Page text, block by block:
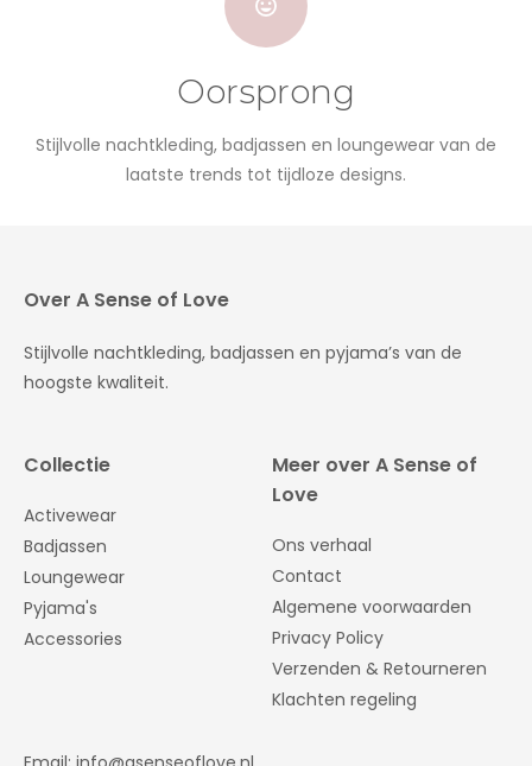
Oorsprong
Stijlvolle nachtkleding, badjassen en loungewear van de
laatste trends tot tijdloze designs.
Over A Sense of Love
Stijlvolle nachtkleding, badjassen en pyjama’s van de
hoogste kwaliteit.
Collectie
Activewear
Badjassen
Loungewear
Pyjama's
Accessories
Meer over A Sense of
Love
Ons verhaal
Contact
Algemene voorwaarden
Privacy Policy
Verzenden & Retourneren
Klachten regeling